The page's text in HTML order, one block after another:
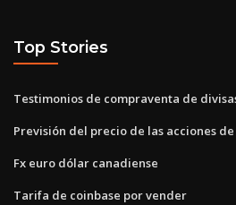
Top Stories
Testimonios de compraventa de
Previsión del precio de las acciones
Fx euro dólar canadiense
Tarifa de coinbase por vender